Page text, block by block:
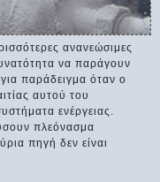
ανανεώσιμες
να παράγουν
παράδειγμα όταν ο
αυτού του
ενέργειας.
πλεόνασμα
πηγή δεν είναι